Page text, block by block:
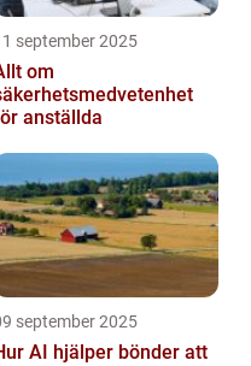
september 2025
om
anställda
september 2025
AI hjälper bönder att